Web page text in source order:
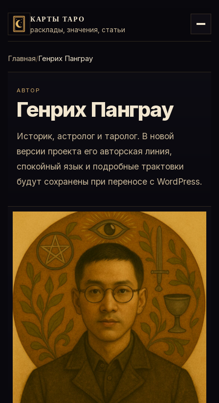
КАРТЫ ТАРО
расклады, значения, статьи
Главная Генрих Панграу
АВТОР
Генрих Панграу
Историк, астролог и таролог. В новой
версии проекта его авторская линия,
спокойный язык и подробные трактовки
будут сохранены при переносе с WordPress.